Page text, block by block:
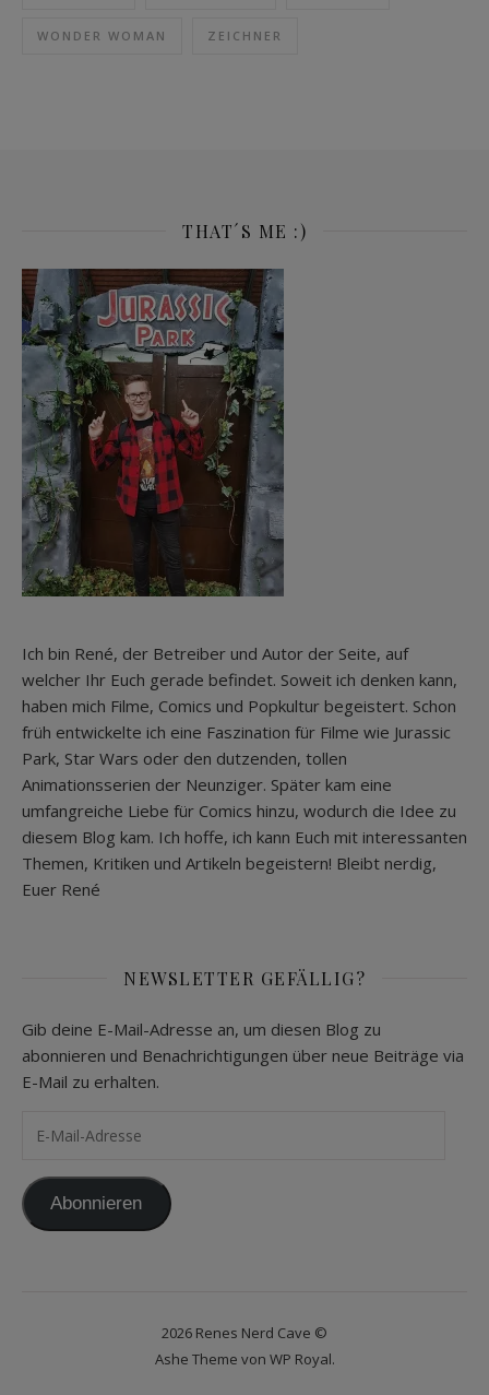
WONDER WOMAN ZEICHNER
THAT´S ME :)
Ich bin René, der Betreiber und Autor der Seite, auf
welcher Ihr Euch gerade befindet. Soweit ich denken kann,
haben mich Filme, Comics und Popkultur begeistert. Schon
früh entwickelte ich eine Faszination für Filme wie Jurassic
Park, Star Wars oder den dutzenden, tollen
Animationsserien der Neunziger. Später kam eine
umfangreiche Liebe für Comics hinzu, wodurch die Idee zu
diesem Blog kam. Ich hoffe, ich kann Euch mit interessanten
Themen, Kritiken und Artikeln begeistern! Bleibt nerdig,
Euer René
NEWSLETTER GEFÄLLIG?
Gib deine E-Mail-Adresse an, um diesen Blog zu
abonnieren und Benachrichtigungen über neue Beiträge via
E-Mail zu erhalten.
Abonnieren
2026 Renes Nerd Cave ©
Ashe Theme von WP Royal.